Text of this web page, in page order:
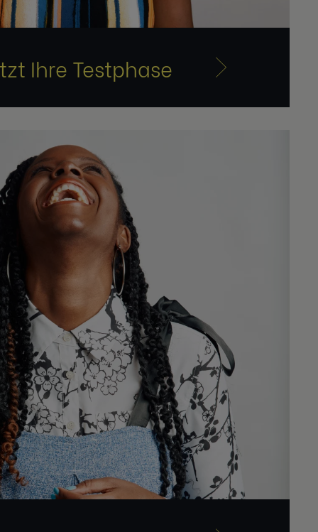
Ihre Testphase